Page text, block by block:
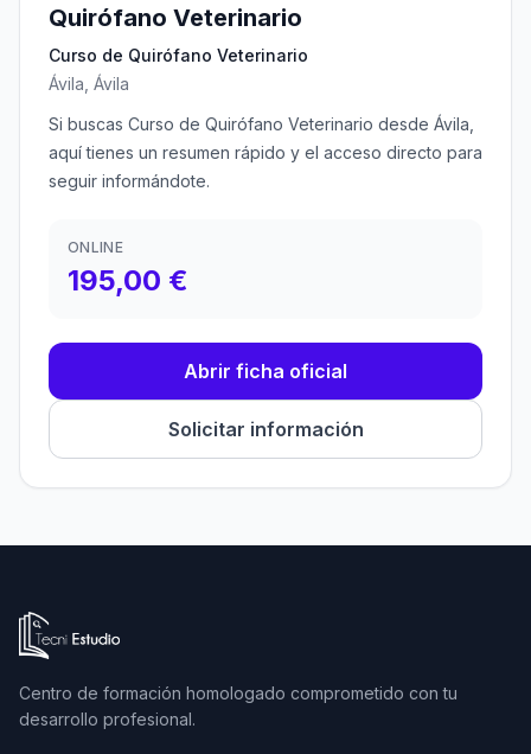
Quirófano Veterinario
Curso de Quirófano Veterinario
Ávila, Ávila
Si buscas Curso de Quirófano Veterinario desde Ávila,
aquí tienes un resumen rápido y el acceso directo para
seguir informándote.
ONLINE
195,00 €
Abrir ficha oficial
Solicitar información
Ir a la página de inicio de Tecni Estudio
Centro de formación homologado comprometido con tu
desarrollo profesional.